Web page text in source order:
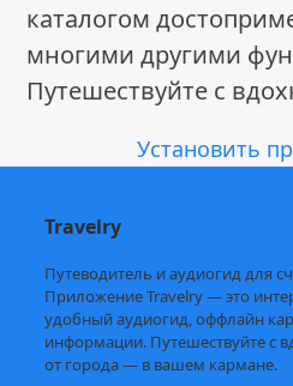
каталогом
многими другими
Путешествуйте с
Установить
Travelry
Путеводитель и аудиогид для
Приложение Travelry — это
удобный аудиогид, оффлайн
информации. Путешествуйте с
от города — в вашем кармане.